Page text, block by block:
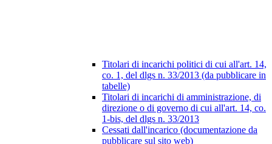
Titolari di incarichi politici di cui all'art. 14,
co. 1, del dlgs n. 33/2013 (da pubblicare in
tabelle)
Titolari di incarichi di amministrazione, di
direzione o di governo di cui all'art. 14, co.
1-bis, del dlgs n. 33/2013
Cessati dall'incarico (documentazione da
pubblicare sul sito web)